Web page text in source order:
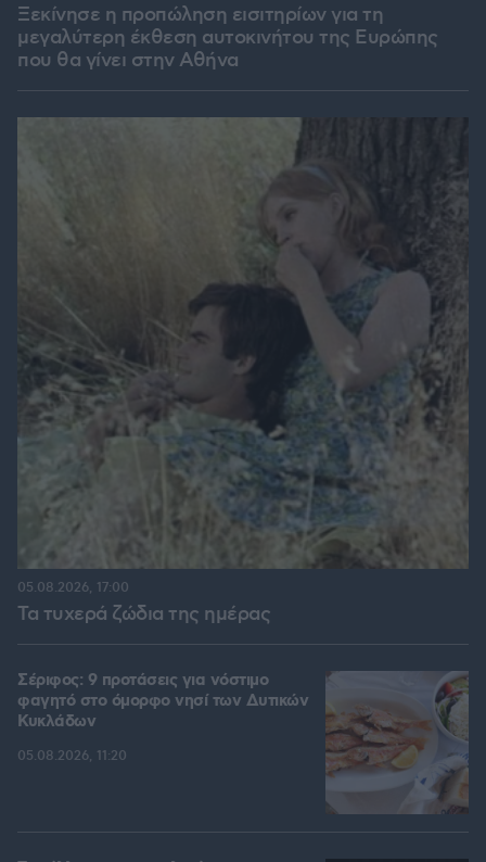
Ξεκίνησε η προπώληση εισιτηρίων για τη
μεγαλύτερη έκθεση αυτοκινήτου της Ευρώπης
που θα γίνει στην Αθήνα
Τα τυχερά ζώδια της ημέρας
05.08.2026, 17:00
Σέριφος: 9 προτάσεις για νόστιμο
φαγητό στο όμορφο νησί των Δυτικών
Κυκλάδων
05.08.2026, 11:20